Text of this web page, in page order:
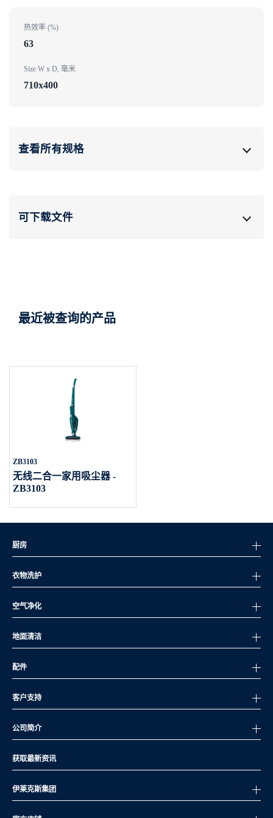
热效率 (%)
63
Size W x D, 毫米
710x400
查看所有规格
可下载文件
最近被查询的产品
ZB3103
无线二合一家用吸尘器 -
ZB3103
厨房
衣物洗护
空气净化
地面清洁
配件
客户支持
公司简介
获取最新资讯
伊莱克斯集团